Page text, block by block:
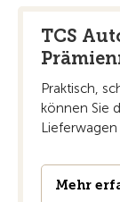
TCS
Praktisch,
können Sie
Mehr